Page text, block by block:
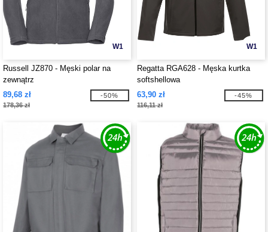
W1
Russell JZ870 - Męski polar na
zewnątrz
89,68 zł
178,36 zł
-50%
W1
Regatta RGA628 - Męska kurtka
softshellowa
63,90 zł
116,11 zł
-45%